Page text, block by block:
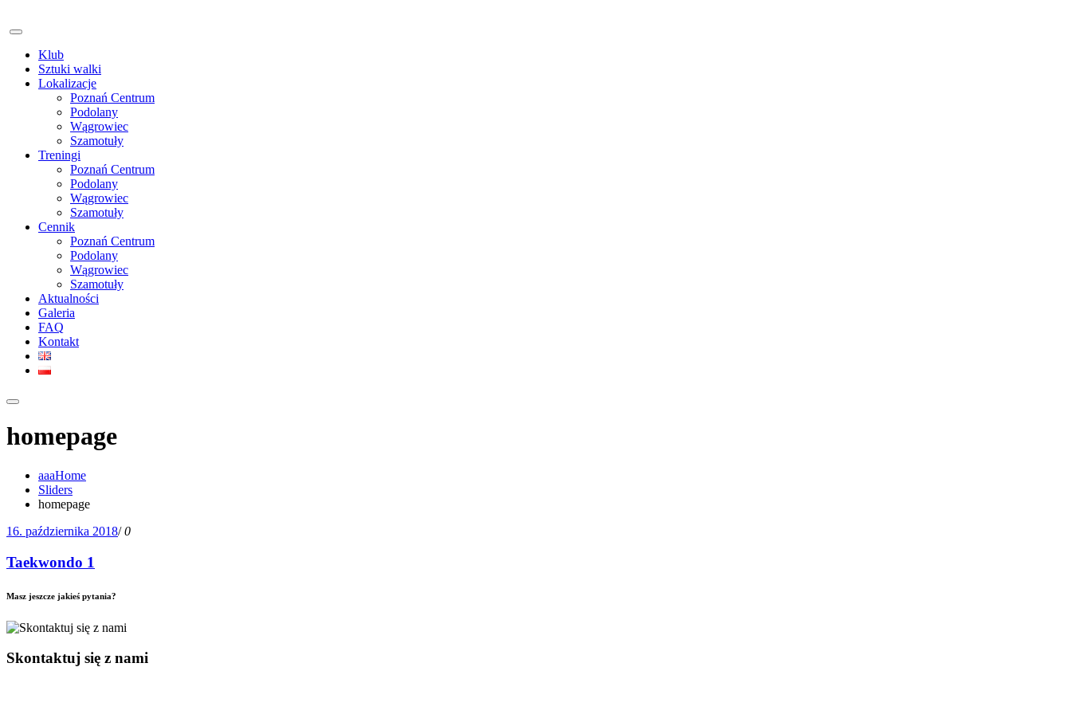
Klub
Sztuki walki
Lokalizacje
Poznań Centrum
Podolany
Wągrowiec
Szamotuły
Treningi
Poznań Centrum
Podolany
Wągrowiec
Szamotuły
Cennik
Poznań Centrum
Podolany
Wągrowiec
Szamotuły
Aktualności
Galeria
FAQ
Kontakt
homepage
aaaHome
Sliders
homepage
16. października 2018/ 0
Taekwondo 1
Masz jeszcze jakieś pytania?
Skontaktuj się z nami